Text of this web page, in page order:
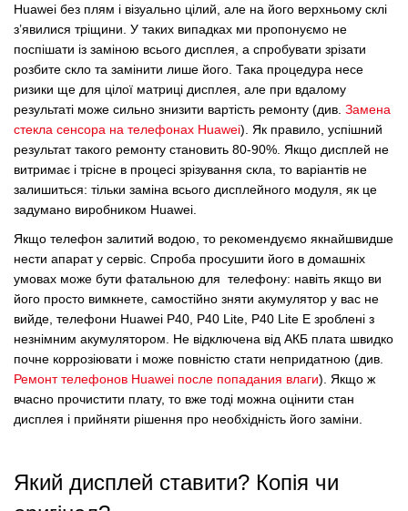
Huawei без плям і візуально цілий, але на його верхньому склі
з’явилися тріщини. У таких випадках ми пропонуємо не
поспішати із заміною всього дисплея, а спробувати зрізати
розбите скло та замінити лише його. Така процедура несе
ризики ще для цілої матриці дисплея, але при вдалому
результаті може сильно знизити вартість ремонту (див. Замена
стекла сенсора на телефонах Huawei). Як правило, успішний
результат такого ремонту становить 80-90%. Якщо дисплей не
витримає і трісне в процесі зрізування скла, то варіантів не
залишиться: тільки заміна всього дисплейного модуля, як це
задумано виробником Huawei.
Якщо телефон залитий водою, то рекомендуємо якнайшвидше
нести апарат у сервіс. Спроба просушити його в домашніх
умовах може бути фатальною для телефону: навіть якщо ви
його просто вимкнете, самостійно зняти акумулятор у вас не
вийде, телефони Huawei P40, P40 Lite, P40 Lite E зроблені з
незнімним акумулятором.
Не відключена від АКБ плата швидко
почне коррозіювати і може повністю стати непридатною (див.
Ремонт телефонов Huawei после попадания влаги). Якщо ж
вчасно прочистити плату, то вже тоді можна оцінити стан
дисплея і прийняти рішення про необхідність його заміни.
Який дисплей ставити? Копія чи